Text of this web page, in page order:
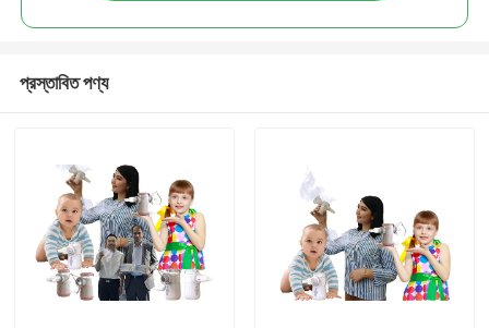
প্রস্তাবিত পণ্য